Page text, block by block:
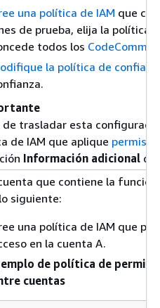
una política de IAM que
de prueba, elija la política
todos los CodeCommit
la política de
trasladar esta
de IAM que aplique
Información adicional de
que contiene la
siguiente:
una política de IAM que
en la cuenta A.
de política de
cuentas